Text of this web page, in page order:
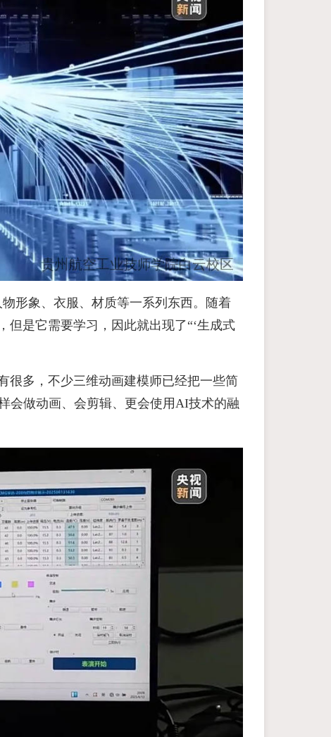
形象、衣服、材质等一系列东西。随着
是它需要学习，因此就出现了“‘生成式
很多，不少三维动画建模师已经把一些简
会做动画、会剪辑、更会使用AI技术的融